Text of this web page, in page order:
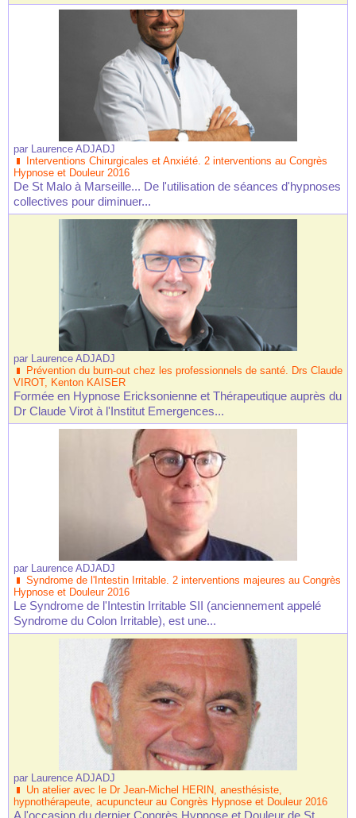
par Laurence ADJADJ
Interventions Chirurgicales et Anxiété. 2 interventions au Congrès
Hypnose et Douleur 2016
De St Malo à Marseille... De l'utilisation de séances d'hypnoses
collectives pour diminuer...
par Laurence ADJADJ
Prévention du burn-out chez les professionnels de santé. Drs Claude
VIROT, Kenton KAISER
Formée en Hypnose Ericksonienne et Thérapeutique auprès du
Dr Claude Virot à l'Institut Emergences...
par Laurence ADJADJ
Syndrome de l'Intestin Irritable. 2 interventions majeures au Congrès
Hypnose et Douleur 2016
Le Syndrome de l'Intestin Irritable SII (anciennement appelé
Syndrome du Colon Irritable), est une...
par Laurence ADJADJ
Un atelier avec le Dr Jean-Michel HERIN, anesthésiste,
hypnothérapeute, acupuncteur au Congrès Hypnose et Douleur 2016